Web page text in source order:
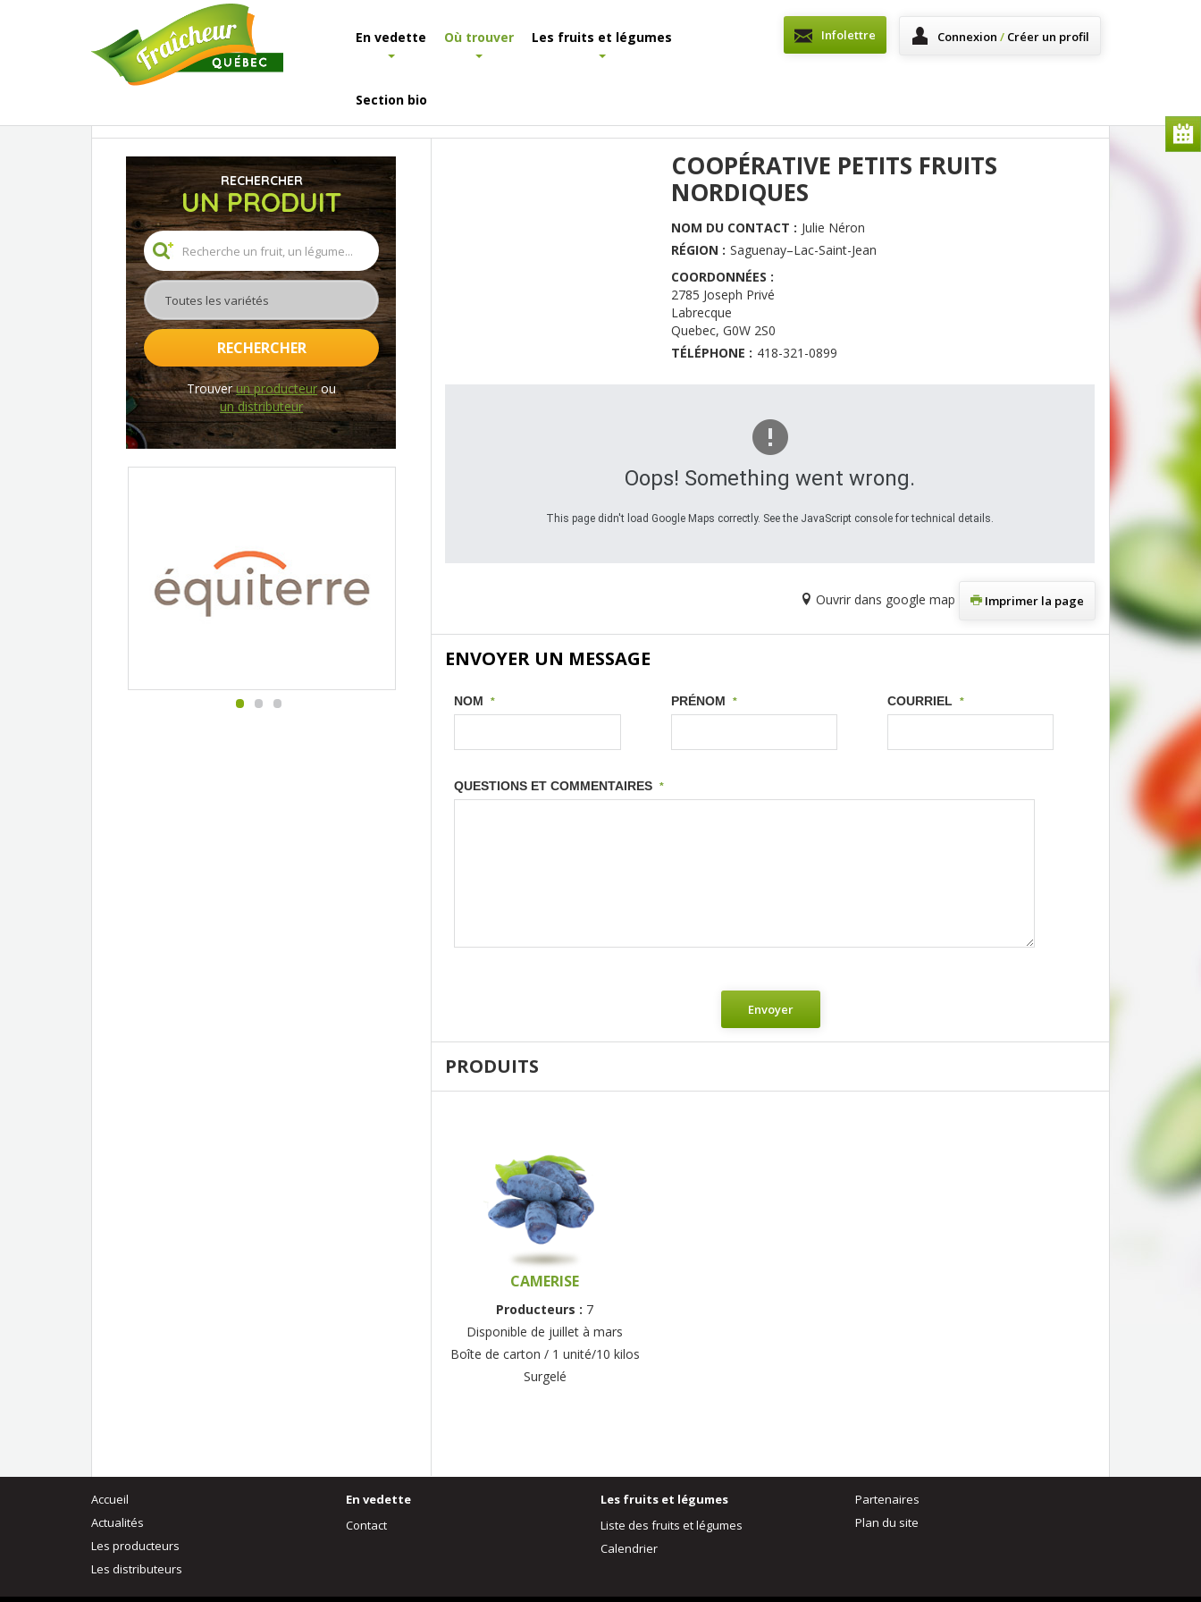
En vedette Où trouver Les fruits et légumes
Section bio
Infolettre Connexion / Créer un profil
RECHERCHER
UN PRODUIT
Toutes les variétés
RECHERCHER
Trouverun producteurou
un distributeur
COOPÉRATIVE PETITS FRUITS
NORDIQUES
NOM DU CONTACT : Julie Néron
RÉGION : Saguenay–Lac-Saint-Jean
COORDONNÉES :
2785 Joseph Privé
Labrecque
Quebec, G0W 2S0
TÉLÉPHONE : 418-321-0899
Oops! Something went wrong.
This page didn't load Google Maps correctly. See the JavaScript console for technical details.
Ouvrir dans google map Imprimer la page
ENVOYER UN MESSAGE
NOM * PRÉNOM * COURRIEL *
QUESTIONS ET COMMENTAIRES *
Envoyer
PRODUITS
CAMERISE
Producteurs : 7
Disponible de juillet à mars
Boîte de carton / 1 unité/10 kilos
Surgelé
Accueil
Actualités
Les producteurs
Les distributeurs
En vedette
Contact
Les fruits et légumes
Liste des fruits et légumes
Calendrier
Partenaires
Plan du site